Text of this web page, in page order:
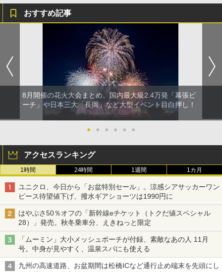
おすすめ記事
8月開催の花火大会まとめ。国内最大級2.4万発「幕張ビ
ーチ」や日本三大「長岡」など大型イベント目白押し！
● ● ● ● ● ●
アクセスランキング
1時間 24時間 1週間 1カ月
ユニクロ、今日から「お盆特別セール」。涼感シアサッカーワン
ピース待望値下げ、撥水ギアショーツは1990円に
はやぶさ50％オフの「新幹線eチケット（トクだ値スペシャル
28）」発売。秋冬乗車分、えきねっと限定
「ムーミン」大小メッシュポーチが付録、素敵なあの人 11月
号。中身が見やすく、温泉スパにも使える
九州の高速道路、お盆期間は松橋ICなど通行止め端末を先頭にし